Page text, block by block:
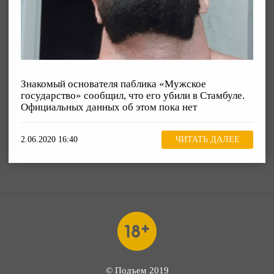
Знакомый основателя паблика «Мужское
государство» сообщил, что его убили в Стамбуле.
Официальных данных об этом пока нет
2.06.2020 16:40 ЧИТАТЬ ДАЛЕЕ
© Подъем 2019